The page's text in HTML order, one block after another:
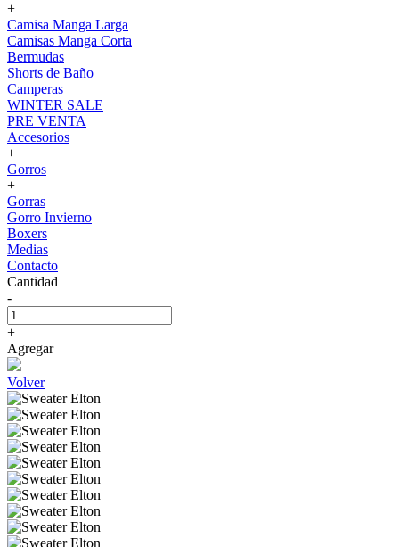
+
Camisa Manga Larga
Camisas Manga Corta
Bermudas
Shorts de Baño
Camperas
WINTER SALE
PRE VENTA
Accesorios
+
Gorros
+
Gorras
Gorro Invierno
Boxers
Medias
Contacto
Cantidad
-
+
Agregar
Volver